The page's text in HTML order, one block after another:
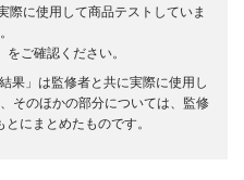
に使用して商品テストしていま
」をご確認ください。
果」は監修者と共に実際に使用し
そのほかの部分については、監修
にまとめたものです。